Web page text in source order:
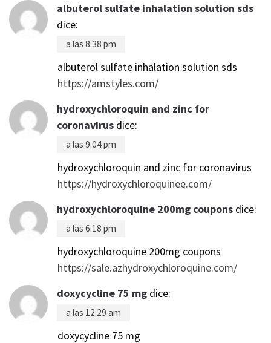
albuterol sulfate inhalation solution sds
dice:
a las 8:38 pm
albuterol sulfate inhalation solution sds
https://amstyles.com/
hydroxychloroquin and zinc for
coronavirus dice:
a las 9:04 pm
hydroxychloroquin and zinc for coronavirus
https://hydroxychloroquinee.com/
hydroxychloroquine 200mg coupons dice:
a las 6:18 pm
hydroxychloroquine 200mg coupons
https://sale.azhydroxychloroquine.com/
doxycycline 75 mg dice:
a las 12:29 am
doxycycline 75 mg